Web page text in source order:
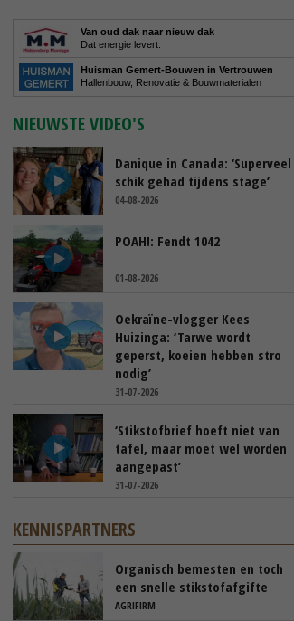
Van oud dak naar nieuw dak
Dat energie levert.
Huisman Gemert-Bouwen in Vertrouwen
Hallenbouw, Renovatie & Bouwmaterialen
NIEUWSTE VIDEO'S
Danique in Canada: ‘Superveel
schik gehad tijdens stage’
04-08-2026
POAH!: Fendt 1042
01-08-2026
Oekraïne-vlogger Kees
Huizinga: ‘Tarwe wordt
geperst, koeien hebben stro
nodig’
31-07-2026
‘Stikstofbrief hoeft niet van
tafel, maar moet wel worden
aangepast’
31-07-2026
KENNISPARTNERS
Organisch bemesten en toch
een snelle stikstofafgifte
AGRIFIRM